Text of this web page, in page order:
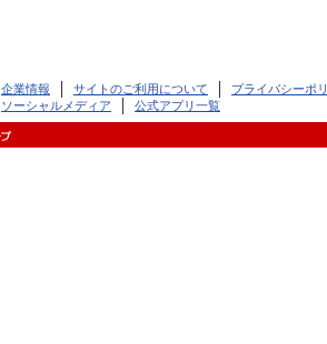
企業情報 サイトのご利用について
プライバシーポ
ソーシャルメディア
公式アプリ一覧